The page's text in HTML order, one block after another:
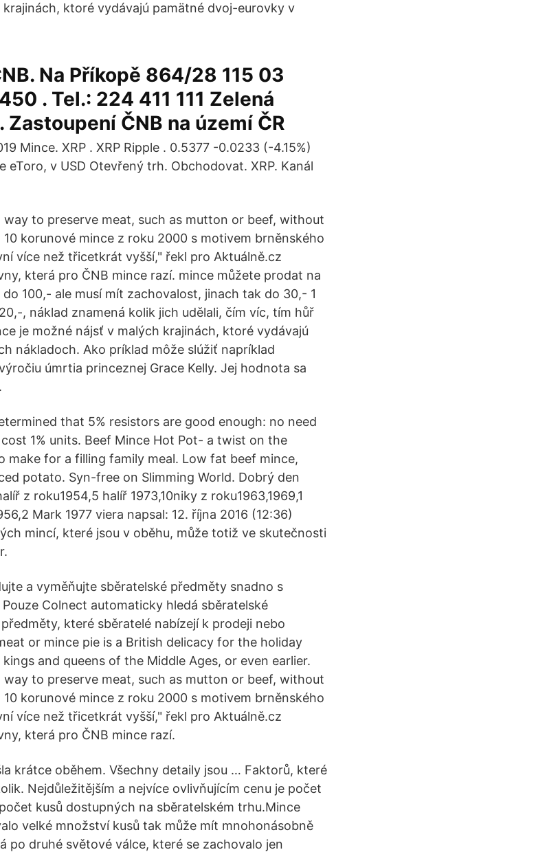
ktoré vydávajú pamätné dvoj-eurovky v
Na Příkopě 864/28 115 03
. Tel.: 224 411 111 Zelená
ČNB na území ČR
Mince. XRP . XRP Ripple . 0.5377 -0.0233 (-4.15%)
eToro, v USD Otevřený trh. Obchodovat. XRP. Kanál
way to preserve meat, such as mutton or beef, without
10 korunové mince z roku 2000 s motivem brněnského
více než třicetkrát vyšší," řekl pro Aktuálně.cz
která pro ČNB mince razí. mince můžete prodat na
100,- ale musí mít zachovalost, jinach tak do 30,- 1
, náklad znamená kolik jich udělali, čím víc, tím hůř
je možné nájsť v malých krajinách, ktoré vydávajú
nákladoch. Ako príklad môže slúžiť napríklad
úmrtia princeznej Grace Kelly. Jej hodnota sa
that 5% resistors are good enough: no need
1% units. Beef Mince Hot Pot- a twist on the
for a filling family meal. Low fat beef mince,
potato. Syn-free on Slimming World. Dobrý den
z roku1954,5 halíř 1973,10niky z roku1963,1969,1
Mark 1977 viera napsal: 12. října 2016 (12:36)
mincí, které jsou v oběhu, může totiž ve skutečnosti
a vyměňujte sběratelské předměty snadno s
Colnect automaticky hledá sběratelské
které sběratelé nabízejí k prodeji nebo
or mince pie is a British delicacy for the holiday
and queens of the Middle Ages, or even earlier.
way to preserve meat, such as mutton or beef, without
10 korunové mince z roku 2000 s motivem brněnského
více než třicetkrát vyšší," řekl pro Aktuálně.cz
která pro ČNB mince razí.
krátce oběhem. Všechny detaily jsou … Faktorů, které
Nejdůležitějším a nejvíce ovlivňujícím cenu je počet
kusů dostupných na sběratelském trhu.Mince
velké množství kusů tak může mít mnohonásobně
po druhé světové válce, které se zachovalo jen